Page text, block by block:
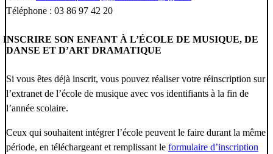
Téléphone : 03 86 97 42 20
INSCRIRE SON ENFANT À L’ÉCOLE DE MUSIQUE, DE
DANSE ET D’ART DRAMATIQUE
Si vous êtes déjà inscrit, vous pouvez réaliser votre réinscription sur
l’extranet de l’école de musique avec vos identifiants à la fin de
l’année scolaire.
Ceux qui souhaitent intégrer l’école peuvent le faire durant la même
période, en téléchargeant et remplissant le formulaire d’inscription